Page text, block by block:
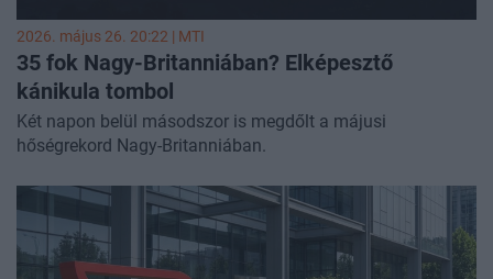
2026. május 26. 20:22 | MTI
35 fok Nagy-Britanniában? Elképesztő
kánikula tombol
Két napon belül másodszor is megdőlt a májusi
hőségrekord Nagy-Britanniában.